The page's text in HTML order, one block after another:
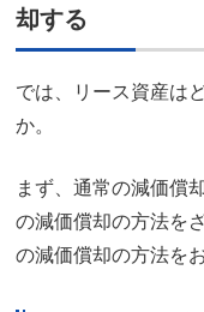
却する
では、リース資産は
か。
まず、通常の減価償
の減価償却の方法を
の減価償却の方法を